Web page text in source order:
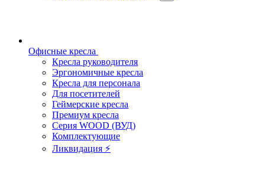
Офисные кресла
Кресла руководителя
Эргономичные кресла
Кресла для персонала
Для посетителей
Геймерские кресла
Премиум кресла
Серия WOOD (ВУД)
Комплектующие
Ликвидация ⚡